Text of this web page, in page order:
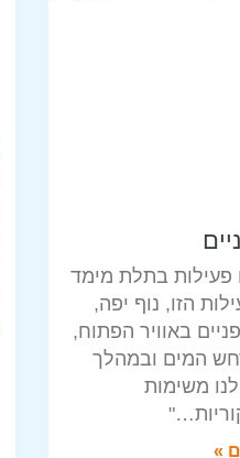
בתלת מימד
הזו, נוף יפה,
באוויר הפתוח,
המים ובמהלך
משימות
»